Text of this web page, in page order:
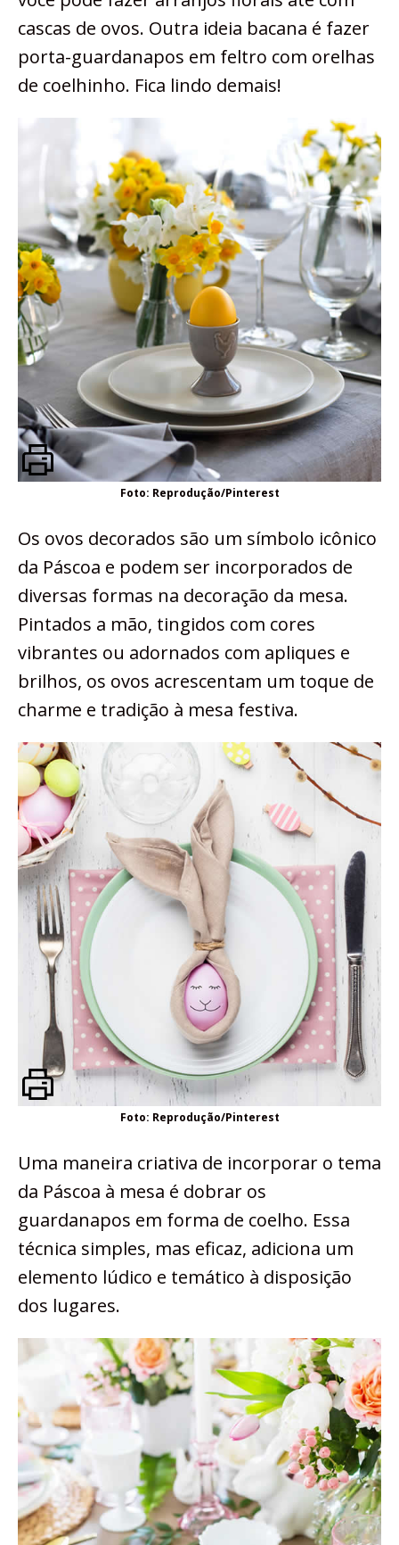
cascas de ovos. Outra ideia bacana é fazer
porta-guardanapos em feltro com orelhas
de coelhinho. Fica lindo demais!
Foto: Reprodução/Pinterest
Os ovos decorados são um símbolo icônico
da Páscoa e podem ser incorporados de
diversas formas na decoração da mesa.
Pintados a mão, tingidos com cores
vibrantes ou adornados com apliques e
brilhos, os ovos acrescentam um toque de
charme e tradição à mesa festiva.
Foto: Reprodução/Pinterest
Uma maneira criativa de incorporar o tema
da Páscoa à mesa é dobrar os
guardanapos em forma de coelho. Essa
técnica simples, mas eficaz, adiciona um
elemento lúdico e temático à disposição
dos lugares.